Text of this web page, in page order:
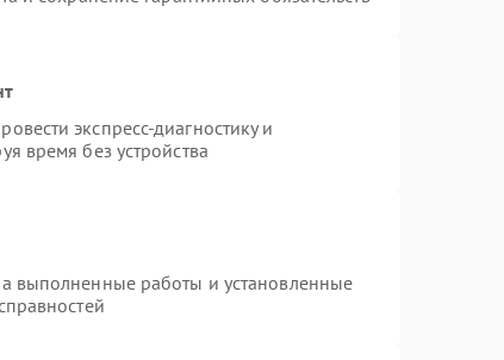
экспресс-диагностику и
время без устройства
выполненные работы и установленные